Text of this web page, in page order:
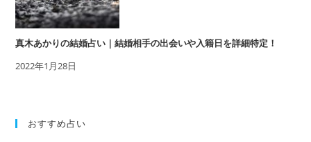
真木あかりの結婚占い｜結婚相手の出会いや入籍日を詳細特定！
2022年1月28日
おすすめ占い